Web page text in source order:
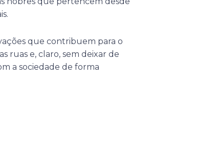
que contribuem para o
ruas e, claro, sem deixar de
a sociedade de forma